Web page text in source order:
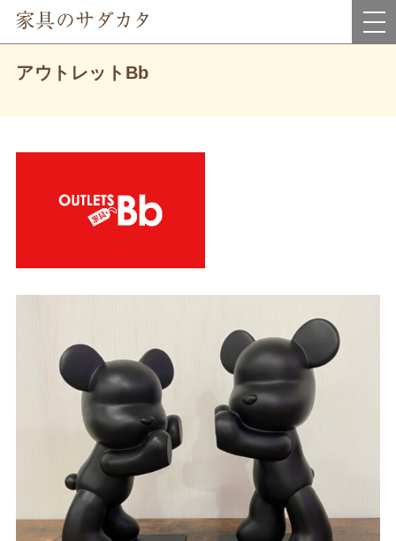
岡山県真庭市にあるインテリア家具・雑貨＆アウトレット家具のお店です。
アウトレットBb